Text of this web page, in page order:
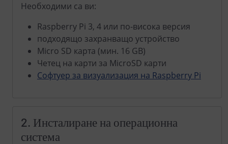
Необходими са ви:
Raspberry Pi 3, 4 или по-висока версия
подходящо захранващо устройство
Micro SD карта (мин. 16 GB)
Четец на карти за MicroSD карти
Софтуер за визуализация на Raspberry Pi
2. Инсталиране на операционна
система